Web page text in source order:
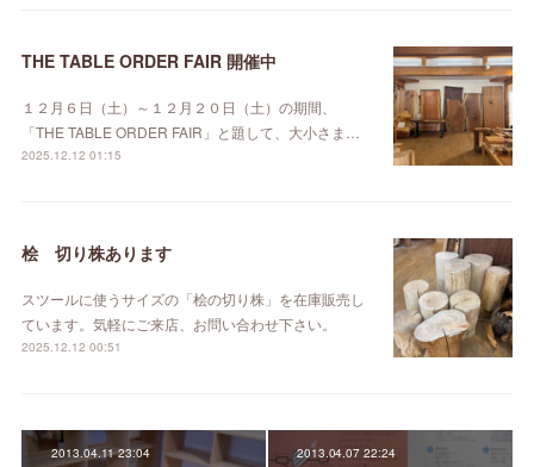
THE TABLE ORDER FAIR 開催中
１２月６日（土）～１２月２０日（土）の期間、
「THE TABLE ORDER FAIR」と題して、大小さま…
2025.12.12 01:15
桧 切り株あります
スツールに使うサイズの「桧の切り株」を在庫販売し
ています。気軽にご来店、お問い合わせ下さい。
2025.12.12 00:51
2013.04.11 23:04 2013.04.07 22:24